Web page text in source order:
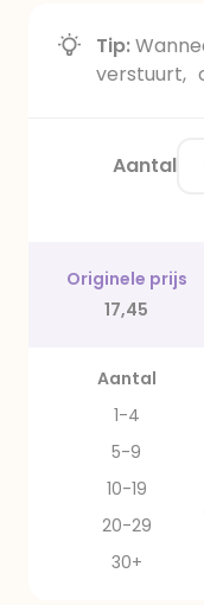
Tip:
verstuurt,
Aantal
Originele prijs
17,45
Aantal
1-4
5-9
10-19
20-29
30+